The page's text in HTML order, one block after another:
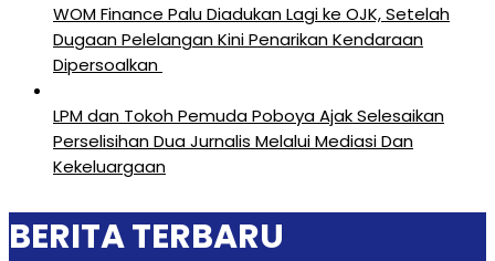
‎WOM Finance Palu Diadukan Lagi ke OJK, Setelah
Dugaan Pelelangan Kini Penarikan Kendaraan
Dipersoalkan ‎
LPM dan Tokoh Pemuda Poboya Ajak Selesaikan
Perselisihan Dua Jurnalis Melalui Mediasi Dan
Kekeluargaan
BERITA TERBARU